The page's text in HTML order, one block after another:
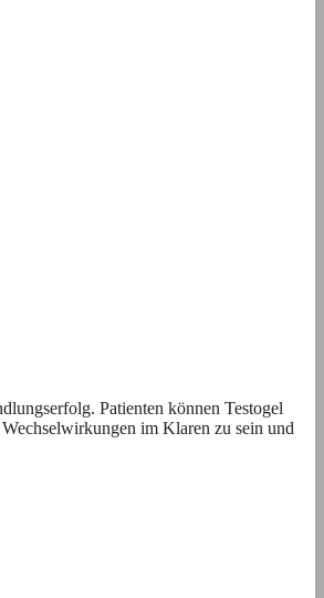
Patienten können Testogel
im Klaren zu sein und